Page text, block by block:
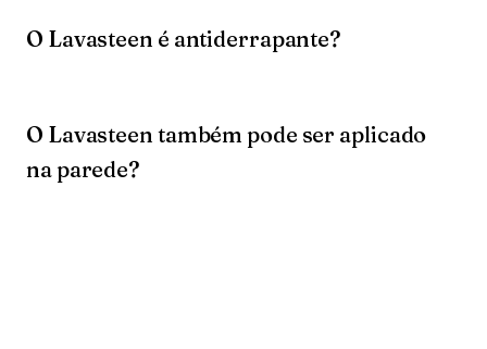
O Lavasteen é antiderrapante?
O Lavasteen também pode ser aplicado
na parede?